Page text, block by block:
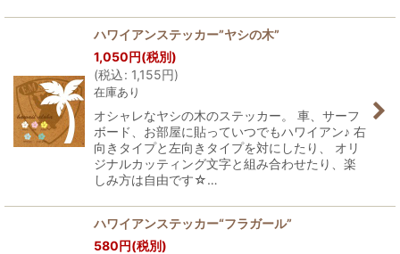
ハワイアンステッカー”ヤシの木”
1,050円(税別)
(税込: 1,155円)
在庫あり
オシャレなヤシの木のステッカー。 車、サーフ
ボード、お部屋に貼っていつでもハワイアン♪ 右
向きタイプと左向きタイプを対にしたり、 オリ
ジナルカッティング文字と組み合わせたり、楽
しみ方は自由です☆…
ハワイアンステッカー“フラガール”
580円(税別)